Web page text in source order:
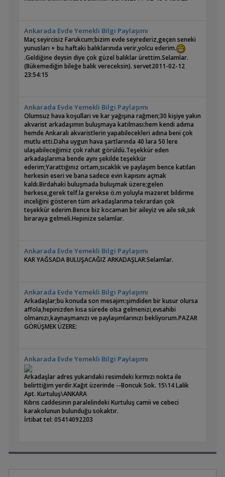
Ankarada Evde Yemekli Bilgi Paylaşımı
Maç seyircisiz Farukcum;bizim evde seyrederiz,geçen seneki
yunusları + bu haftaki balıklarınıda verir,yolcu ederim.
.Geldiğine deysin diye çok güzel balıklar ürettim.Selamlar.
(Bükemediğin bileğe balık vereceksin). servet2011-02-12
23:54:15
Ankarada Evde Yemekli Bilgi Paylaşımı
Olumsuz hava koşulları ve kar yağışına rağmen;30 kişiye yakın
akvarist arkadaşımın buluşmaya katılması:hem kendi adıma
hemde Ankaralı akvaristlerin yapabilecekleri adına beni çok
mutlu etti.Daha uygun hava şartlarında 40 lara 50 lere
ulaşabileceğimiz çok rahat görüldü.Teşekkür eden
arkadaşlarıma bende aynı şekilde teşekkür
ederim;Yarattığınız ortam,sıcaklık ve paylaşım bence katılan
herkesin eseri ve bana sadece evin kapısını açmak
kaldı.Birdahaki buluşmada buluşmak üzere;gelen
herkese,gerek telf.la gerekse ö.m yoluyla mazeret bildirme
inceliğini gösteren tüm arkadaşlarıma tekrardan çok
teşekkür ederim.Bence biz kocaman bir aileyiz ve aile sık,sık
biraraya gelmeli.Hepinize selamlar.
Ankarada Evde Yemekli Bilgi Paylaşımı
KAR YAĞSADA BULUŞACAĞIZ ARKADAŞLAR:Selamlar.
Ankarada Evde Yemekli Bilgi Paylaşımı
Arkadaşlar;bu konuda son mesajım:şimdiden bir kusur olursa
affola,hepinizden kısa sürede olsa gelmenizi,evsahibi
olmanızı,kaynaşmanızı ve paylaşımlarınızı bekliyorum.PAZAR
GÖRÜŞMEK ÜZERE:
Ankarada Evde Yemekli Bilgi Paylaşımı
Arkadaşlar adres yukarıdaki resimdeki kırmızı nokta ile
belirttiğim yerdir.Kağıt üzerinde --Boncuk Sok. 15\14 Lalik
Apt. Kurtuluş\ANKARA
Kıbrıs caddesinin paralelindeki Kurtuluş camii ve cebeci
karakolunun bulunduğu sokaktır.
İrtibat tel: 05414092203